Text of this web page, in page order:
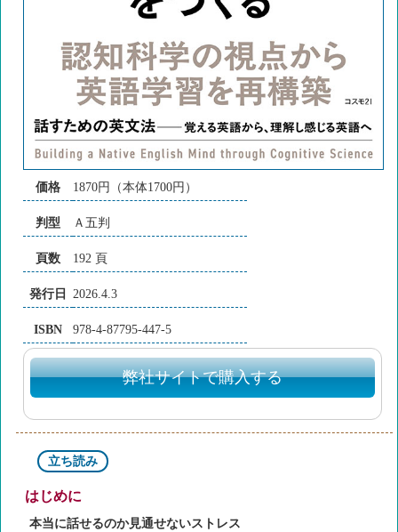
価格 1870円（本体1700円）
判型 Ａ五判
頁数 192 頁
発行日 2026.4.3
ISBN 978-4-87795-447-5
弊社サイトで購入する
立ち読み
はじめに
本当に話せるのか見通せないストレス